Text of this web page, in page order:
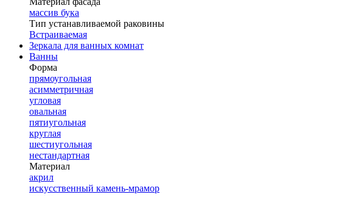
массив бука
Тип устанавливаемой раковины
Встраиваемая
Зеркала для ванных комнат
Ванны
Форма
прямоугольная
асимметричная
угловая
овальная
пятиугольная
круглая
шестиугольная
нестандартная
Материал
акрил
искусственный камень-мрамор